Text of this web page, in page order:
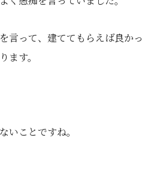
言って、建ててもらえば良かっ
ます。
いことですね。